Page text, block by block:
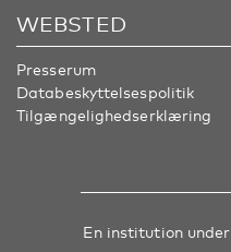
WEBSTED
Presserum
Databeskyttelsespolitik
Tilgængelighedserklæring
En institution under